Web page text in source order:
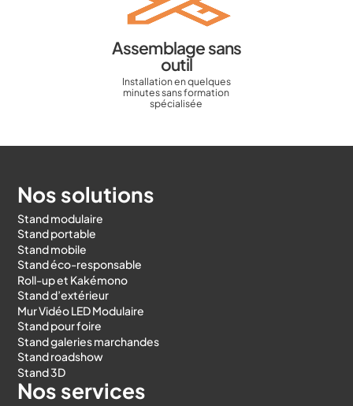
Assemblage sans
outil
Installation en quelques
minutes sans formation
spécialisée
Nos solutions
Stand modulaire
Stand portable
Stand mobile
Stand éco-responsable
Roll-up et Kakémono
Stand d’extérieur
Mur Vidéo LED Modulaire
Stand pour foire
Stand galeries marchandes
Stand roadshow
Stand 3D
Nos services